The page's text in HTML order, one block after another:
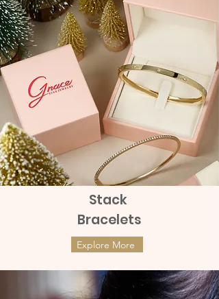
Stack
Bracelets
Explore More